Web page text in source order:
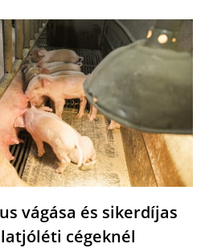
vágása és sikerdíjas
cégeknél